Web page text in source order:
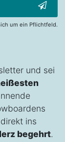
um ein Pflichtfeld.
und sei
ins
begehrt.